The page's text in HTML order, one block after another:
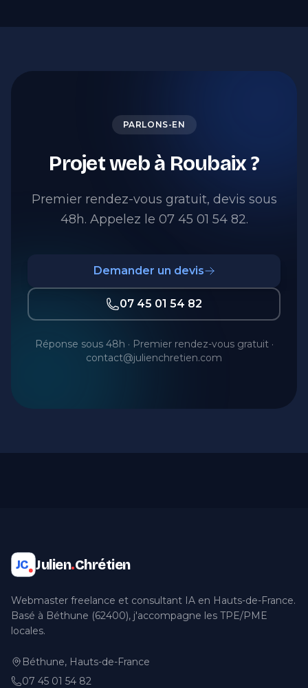
PARLONS-EN
Projet web à Roubaix ?
Premier rendez-vous gratuit, devis sous
48h. Appelez le 07 45 01 54 82.
Demander un devis
07 45 01 54 82
Réponse sous 48h · Premier rendez-vous gratuit ·
contact@julienchretien.com
JC Julien.Chrétien
Webmaster freelance et consultant IA en Hauts-de-France.
Basé à Béthune (62400), j'accompagne les TPE/PME
locales.
Béthune, Hauts-de-France
07 45 01 54 82